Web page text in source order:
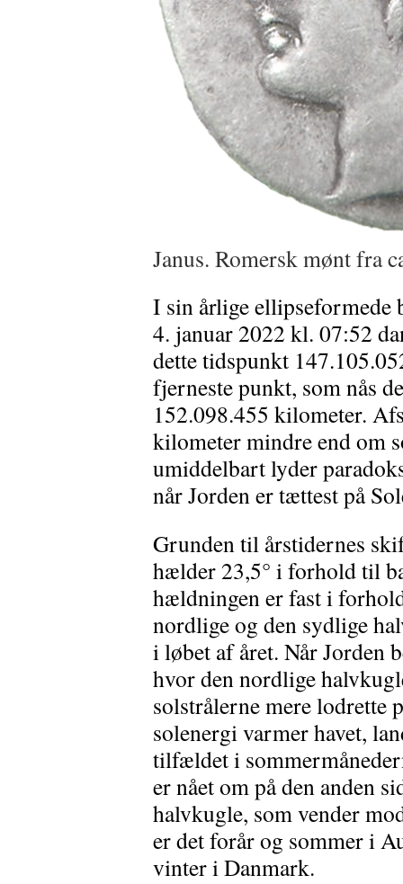
Janus. Romersk mønt fra
I sin årlige ellipseformede
4. januar 2022 kl. 07:52
dette tidspunkt
fjerneste punkt, som nås
152.098.455 kilometer.
kilometer mindre end om
umiddelbart lyder
når Jorden er tættest på
Grunden til årstidernes
hælder 23,5° i forhold til
hældningen er fast i
nordlige og den sydlige
i løbet af året. Når Jorden
hvor den nordlige
solstrålerne mere lodrette
solenergi varmer havet,
tilfældet i
er nået om på den anden
halvkugle, som vender
er det forår og sommer i
vinter i Danmark.